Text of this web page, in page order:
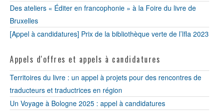
Des ateliers « Éditer en francophonie » à la Foire du livre de
Bruxelles
[Appel à candidatures] Prix de la bibliothèque verte de l’Ifla 2023
Appels d'offres et appels à candidatures
Territoires du livre : un appel à projets pour des rencontres de
traducteurs et traductrices en région
Un Voyage à Bologne 2025 : appel à candidatures